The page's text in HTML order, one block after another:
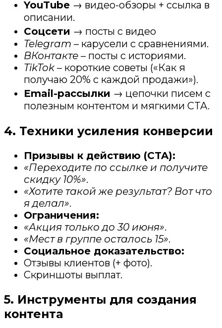
YouTube → видео-обзоры + ссылка в
описании.
Соцсети → посты с видео
Telegram – карусели с сравнениями.
ВКонтакте – посты с историями.
TikTok– короткие советы («Как я
получаю 20% с каждой продажи»).
Email-рассылки → цепочки писем с
полезным контентом и мягкими CTA.
4. Техники усиления конверсии
Призывы к действию (CTA):
«Переходите по ссылке и получите
скидку 10%».
«Хотите такой же результат? Вот что
я делал».
Ограничения:
«Акция только до 30 июня».
«Мест в группе осталось 15».
Социальное доказательство:
Отзывы клиентов (+ фото).
Скриншоты выплат.
5. Инструменты для создания
контента